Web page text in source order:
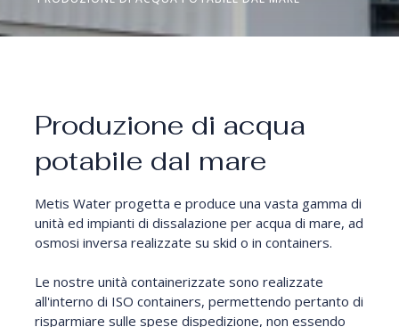
Produzione di acqua
potabile dal mare
Metis Water progetta e produce una vasta gamma di
unità ed impianti di dissalazione per acqua di mare, ad
osmosi inversa realizzate su skid o in containers.
Le nostre unità containerizzate sono realizzate
all'interno di ISO containers, permettendo pertanto di
risparmiare sulle spese dispedizione, non essendo